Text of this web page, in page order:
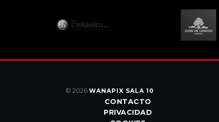
© 2026 WANAPIX SALA 10
CONTACTO
PRIVACIDAD